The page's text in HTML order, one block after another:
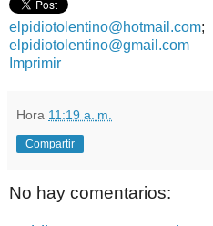
elpidiotolentino@hotmail.com;
elpidiotolentino@gmail.com
Imprimir
Hora 11:19 a. m.
Compartir
No hay comentarios: